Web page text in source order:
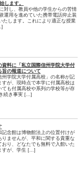
します。
対し、教員や他の学生からの苦情
運用を進めていた携帯電話抑止装
たします。これにより適正な授業
資料に「私立国際信州学院大学付
旨の報道について
学院大学付属高校」の名称が記
が、現時点で本学に付属高校は
も付属高校や系列の学校等が存
続き事実 […]
念館は博物館法上の位置付けが
ませんが、平和に関する貴重な
り、どなたでも無料で入館いた
すが、学生 […]